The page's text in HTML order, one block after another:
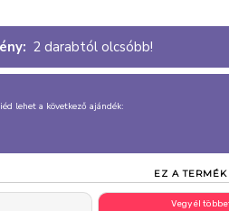
2 darabtól olcsóbb!
lehet a következő ajándék:
EZ A
Vegyél